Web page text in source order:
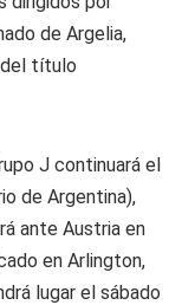
de Argelia,
del título
J continuará el
de Argentina),
ante Austria en
en Arlington,
lugar el sábado